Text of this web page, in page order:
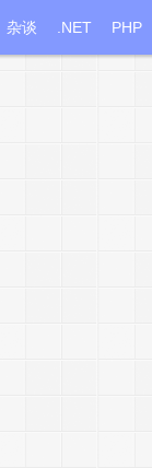
杂谈 .NET PHP